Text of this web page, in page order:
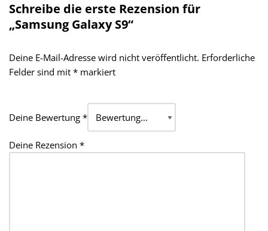
Schreibe die erste Rezension für
„Samsung Galaxy S9“
Deine E-Mail-Adresse wird nicht veröffentlicht. Erforderliche
Felder sind mit * markiert
Deine Bewertung *
Deine Rezension *